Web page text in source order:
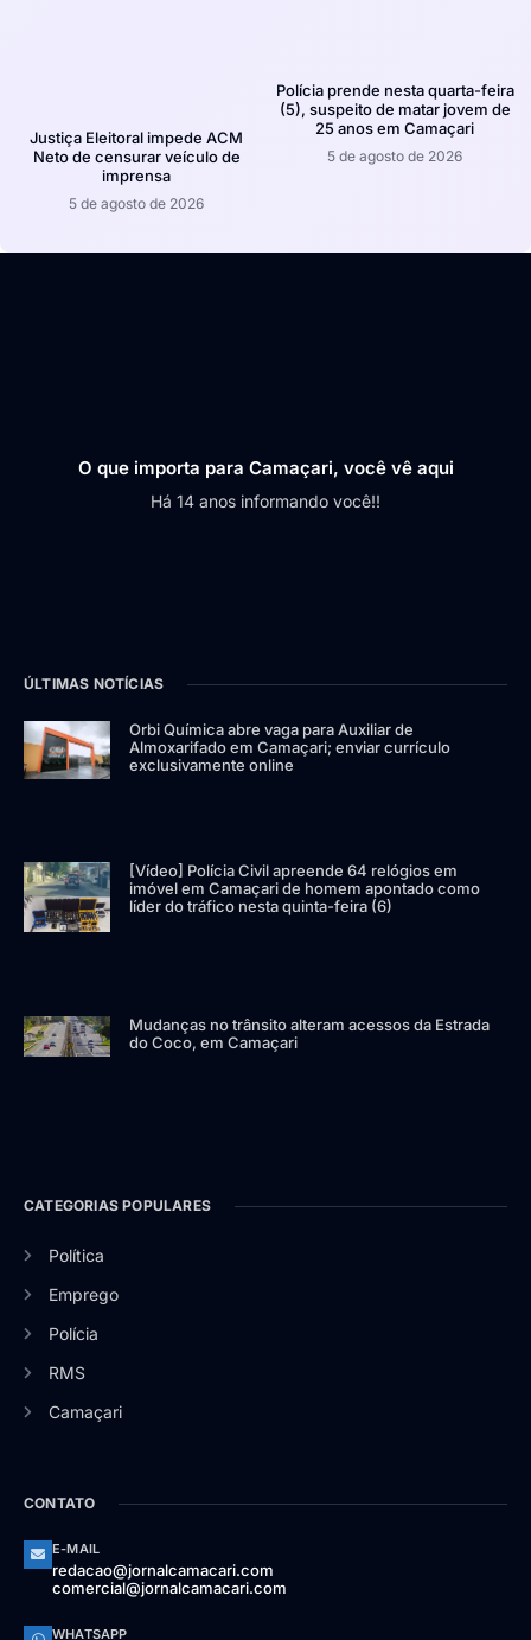
Justiça Eleitoral impede ACM
Neto de censurar veículo de
imprensa
5 de agosto de 2026
Polícia prende nesta quarta-feira
(5), suspeito de matar jovem de
25 anos em Camaçari
5 de agosto de 2026
O que importa para Camaçari, você vê aqui
Há 14 anos informando você!!
ÚLTIMAS NOTÍCIAS
Orbi Química abre vaga para Auxiliar de
Almoxarifado em Camaçari; enviar currículo
exclusivamente online
[Vídeo] Polícia Civil apreende 64 relógios em
imóvel em Camaçari de homem apontado como
líder do tráfico nesta quinta-feira (6)
Mudanças no trânsito alteram acessos da Estrada
do Coco, em Camaçari
CATEGORIAS POPULARES
Política
Emprego
Polícia
RMS
Camaçari
CONTATO
E-MAIL
redacao@jornalcamacari.com
comercial@jornalcamacari.com
WHATSAPP